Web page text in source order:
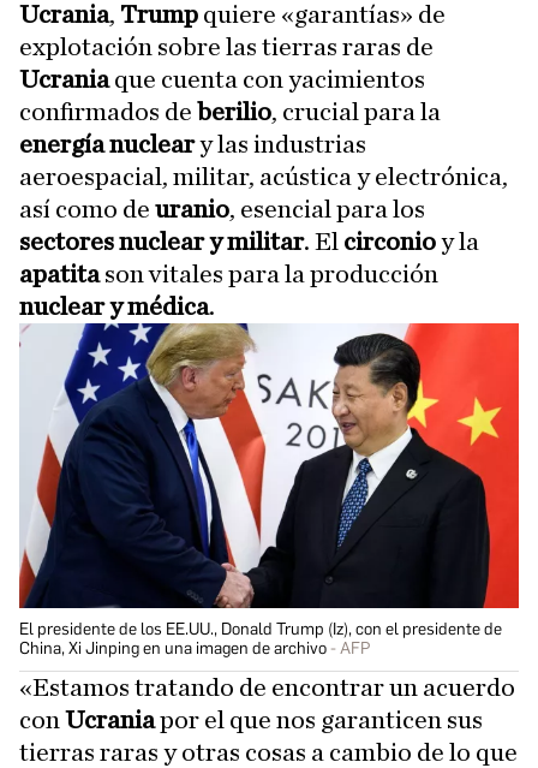
Ucrania, Trump quiere «garantías» de
explotación sobre las tierras raras de
Ucraniaque cuenta con yacimientos
confirmados de berilio, crucial para la
energía nucleary las industrias
aeroespacial, militar, acústica y electrónica,
así como de uranio, esencial para los
sectores nuclear y militar. El circonioy la
apatitason vitales para la producción
nuclear y médica.
El presidente de los EE.UU., Donald Trump (Iz), con el presidente de
China, Xi Jinping en una imagen de archivo
AFP
«Estamos tratando de encontrar un acuerdo
con Ucraniapor el que nos garanticen sus
tierras raras y otras cosas a cambio de lo que